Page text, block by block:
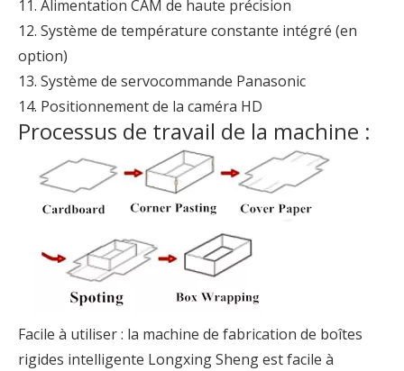
11. Alimentation CAM de haute précision
12. Système de température constante intégré (en
option)
13. Système de servocommande Panasonic
14. Positionnement de la caméra HD
Processus de travail de la machine :
Facile à utiliser : la machine de fabrication de boîtes
rigides intelligente Longxing Sheng est facile à